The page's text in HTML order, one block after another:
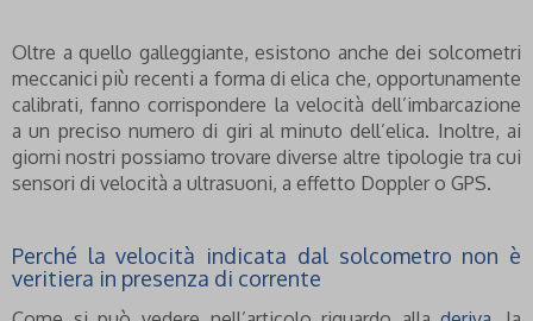
Oltre a quello galleggiante, esistono anche dei solcometri
meccanici più recenti a forma di elica che, opportunamente
calibrati, fanno corrispondere la velocità dell’imbarcazione
a un preciso numero di giri al minuto dell’elica. Inoltre, ai
giorni nostri possiamo trovare diverse altre tipologie tra cui
sensori di velocità a ultrasuoni, a effetto Doppler o GPS.
Perché la velocità indicata dal solcometro non è
veritiera in presenza di corrente